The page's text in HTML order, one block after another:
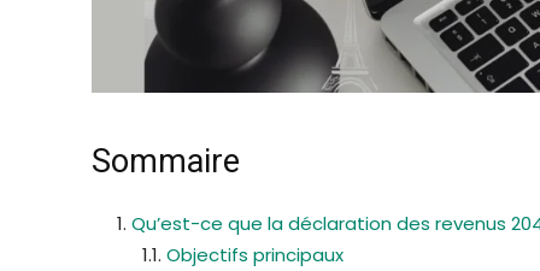
Sommaire
Qu’est-ce que la déclaration des revenus
Objectifs principaux